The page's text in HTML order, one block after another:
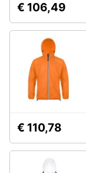
€ 106,49
€ 110,78